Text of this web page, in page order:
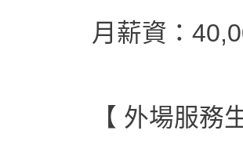
月薪資：
【 外場服務